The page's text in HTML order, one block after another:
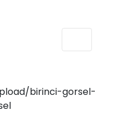
birinci-gorsel-